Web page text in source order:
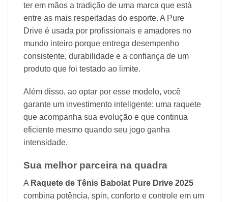
ter em mãos a tradição de uma marca que está
entre as mais respeitadas do esporte. A Pure
Drive é usada por profissionais e amadores no
mundo inteiro porque entrega desempenho
consistente, durabilidade e a confiança de um
produto que foi testado ao limite.
Além disso, ao optar por esse modelo, você
garante um investimento inteligente: uma raquete
que acompanha sua evolução e que continua
eficiente mesmo quando seu jogo ganha
intensidade.
Sua melhor parceira na quadra
A Raquete de Tênis Babolat Pure Drive 2025
combina potência, spin, conforto e controle em um